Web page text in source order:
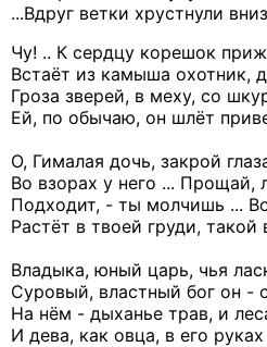
...Вдруг ветки хрустнули
Чу! .. К сердцу корешок
Встаёт из камыша охотник,
Гроза зверей, в меху, со
Ей, по обычаю, он шлёт
О, Гималая дочь, закрой
Во взорах у него ... Прощай,
Подходит, - ты молчишь ...
Растёт в твоей груди, такой
Владыка, юный царь, чья
Суровый, властный бог он -
На нём - дыханье трав, и
И дева, как овца, в его руках